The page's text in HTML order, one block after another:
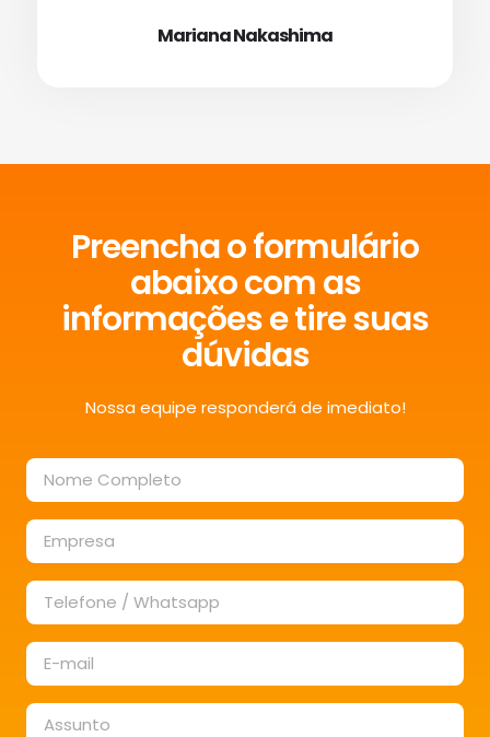
Mariana Nakashima
Preencha o formulário
abaixo com as
informações e tire suas
dúvidas
Nossa equipe responderá de imediato!